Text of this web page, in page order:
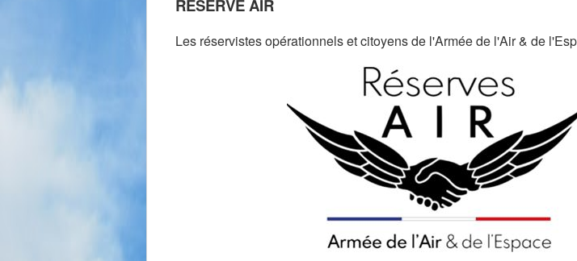
RESERVE AIR
Les réservistes opérationnels et citoyens de l'Armée de l'Air & de